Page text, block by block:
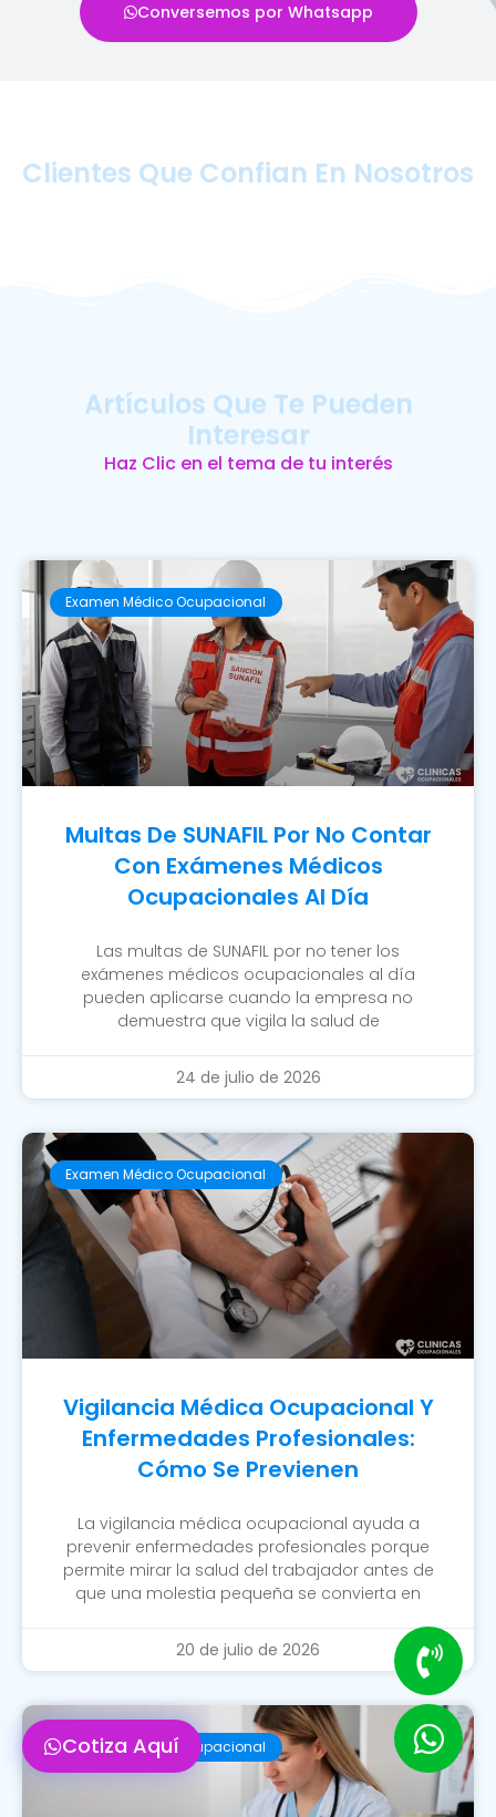
Conversemos por Whatsapp
Clientes Que Confian En Nosotros
Artículos Que Te Pueden
Interesar
Haz Clic en el tema de tu interés
Examen Médico Ocupacional
Multas De SUNAFIL Por No Contar
Con Exámenes Médicos
Ocupacionales Al Día
Las multas de SUNAFIL por no tener los
exámenes médicos ocupacionales al día
pueden aplicarse cuando la empresa no
demuestra que vigila la salud de
24 de julio de 2026
Examen Médico Ocupacional
Vigilancia Médica Ocupacional Y
Enfermedades Profesionales:
Cómo Se Previenen
La vigilancia médica ocupacional ayuda a
prevenir enfermedades profesionales porque
permite mirar la salud del trabajador antes de
que una molestia pequeña se convierta en
20 de julio de 2026
Examen Médico Ocupacional
Cotiza Aquí